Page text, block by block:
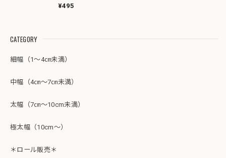
¥495
CATEGORY
細幅（1～4㎝未満）
中幅（4㎝～7㎝未満）
太幅（7㎝～10cm未満）
極太幅（10cm～）
＊ロール販売＊